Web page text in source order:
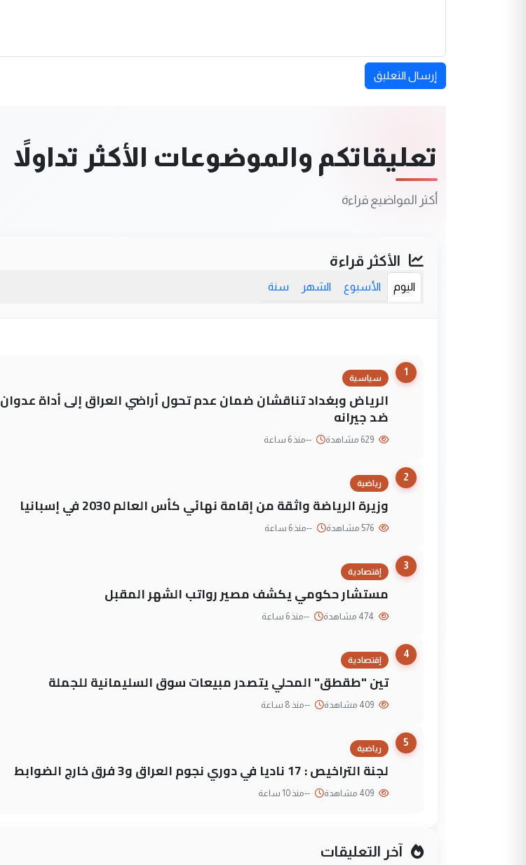
إرسال التعليق
تعليقاتكم والموضوعات الأكثر تداولاً
أكثر المواضيع قراءة
الأكثر قراءة
اليوم الأسبوع الشهر سنة
1
سياسية
الرياض وبغداد تناقشان ضمان عدم تحول أراضي العراق إلى أداة عدوان
ضد جيرانه
--منذ 6 ساعة
2
رياضية
وزيرة الرياضة واثقة من إقامة نهائي كأس العالم 2030 في إسبانيا
--منذ 6 ساعة
3
إقتصادية
مستشار حكومي يكشف مصير رواتب الشهر المقبل
--منذ 6 ساعة
4
إقتصادية
تين "طقطق" المحلي يتصدر مبيعات سوق السليمانية للجملة
--منذ 8 ساعة
5
رياضية
لجنة التراخيص : 17 ناديا في دوري نجوم العراق و3 فرق خارج الضوابط
--منذ 10 ساعة
آخر التعليقات